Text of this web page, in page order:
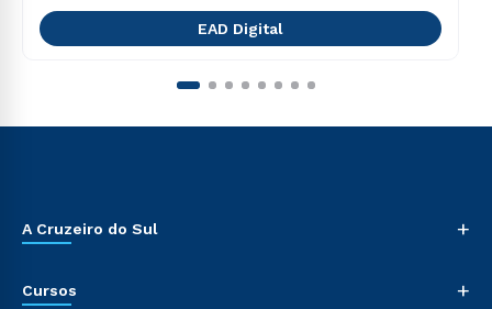
EAD Digital
A Cruzeiro do Sul +
Cursos +